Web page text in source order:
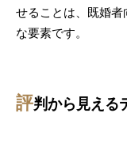
せることは、既婚
な要素です。
評判から見える